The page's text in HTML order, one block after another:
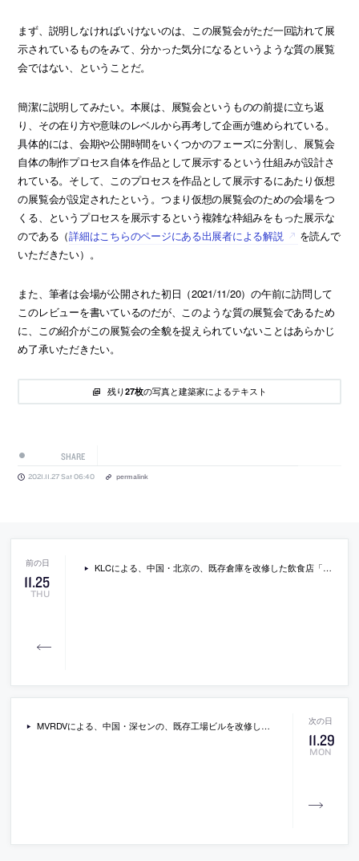
まず、説明しなければいけないのは、この展覧会がただ一回訪れて展
示されているものをみて、分かった気分になるというような質の展覧
会ではない、ということだ。
簡潔に説明してみたい。本展は、展覧会というものの前提に立ち返
り、その在り方や意味のレベルから再考して企画が進められている。
具体的には、会期や公開時間をいくつかのフェーズに分割し、展覧会
自体の制作プロセス自体を作品として展示するという仕組みが設計さ
れている。そして、このプロセスを作品として展示するにあたり仮想
の展覧会が設定されたという。つまり仮想の展覧会のための会場をつ
くる、というプロセスを展示するという複雑な枠組みをもった展示な
のである（詳細はこちらのページにある出展者による解説
を読んで
いただきたい）。
また、筆者は会場が公開された初日（2021/11/20）の午前に訪問して
このレビューを書いているのだが、このような質の展覧会であるため
に、この紹介がこの展覧会の全貌を捉えられていないことはあらかじ
め了承いただきたい。
残り27枚の写真と建築家によるテキスト
SHARE
2021.11.27 Sat 06:40 permalink
11.25
THU
KLCによる、中国・北京の、既存倉庫を改修した飲食店「Echo House」。施主の自然との調和を求めるコンセプトに応え、一筆書き動線を既存部分に絡ませ多様な空間体験で面積を大きく感じさせると共に、“外部と内部の解像度が往復的に何度も更新される構成”をつくる
11.29
MON
MVRDVによる、中国・深センの、既存工場ビルを改修したオフィス「アイデア・ファクトリー」。建物の歴史的痕跡を示すコンクリートフレームの外観を特徴とし、地上階から屋上に繋がる公共階段を設置することで、屋上を活動空間として地域にも開放